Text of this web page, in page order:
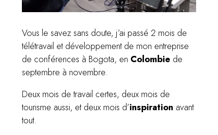
Vous le savez sans doute, j’ai passé 2 mois de
télétravail et développement de mon entreprise
de conférences à Bogota, en Colombie de
septembre à novembre.
Deux mois de travail certes, deux mois de
tourisme aussi, et deux mois d’inspiration avant
tout.